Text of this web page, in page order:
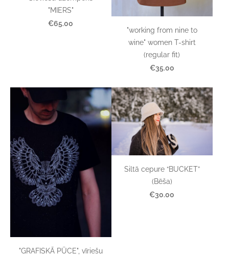
"MIERS"
€65.00
"working from nine to
wine" women T-shirt
(regular fit)
€35.00
"GRAFISKĀ PŪCE", vīriešu
Siltā cepure “BUCKET”
(Bēša)
€30.00